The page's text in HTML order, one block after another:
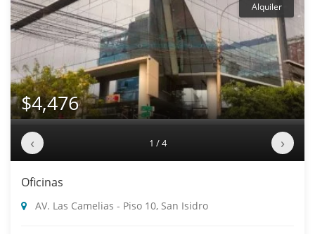
Alquiler
$4,476
‹ 1 / 4 ›
Oficinas
AV. Las Camelias - Piso 10, San Isidro